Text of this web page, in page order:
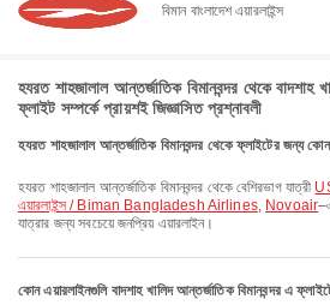
বিমান বাংলাদেশ এয়ারলাইন্স
হযরত শাহজালাল আন্তর্জাতিক বিমানবন্দর থেকে বাদশাহ
ফ্লাইট সম্পর্কে প্রায়শই জিজ্ঞাসিত প্রশ্নাবলী
হযরত শাহজালাল আন্তর্জাতিক বিমানবন্দর থেকে ফ্লাইটের জন্য
হযরত শাহজালাল আন্তর্জাতিক বিমানবন্দর থেকে বেশিরভাগ যাত্রী
এয়ারলাইন্স / Biman Bangladesh Airlines, Novoair
যাত্রার জন্য সবচেয়ে জনপ্রিয় এয়ারলাইন।
কোন এয়ারলাইনগুলি বাদশাহ খালিদ আন্তর্জাতিক বিমানবন্দর এ